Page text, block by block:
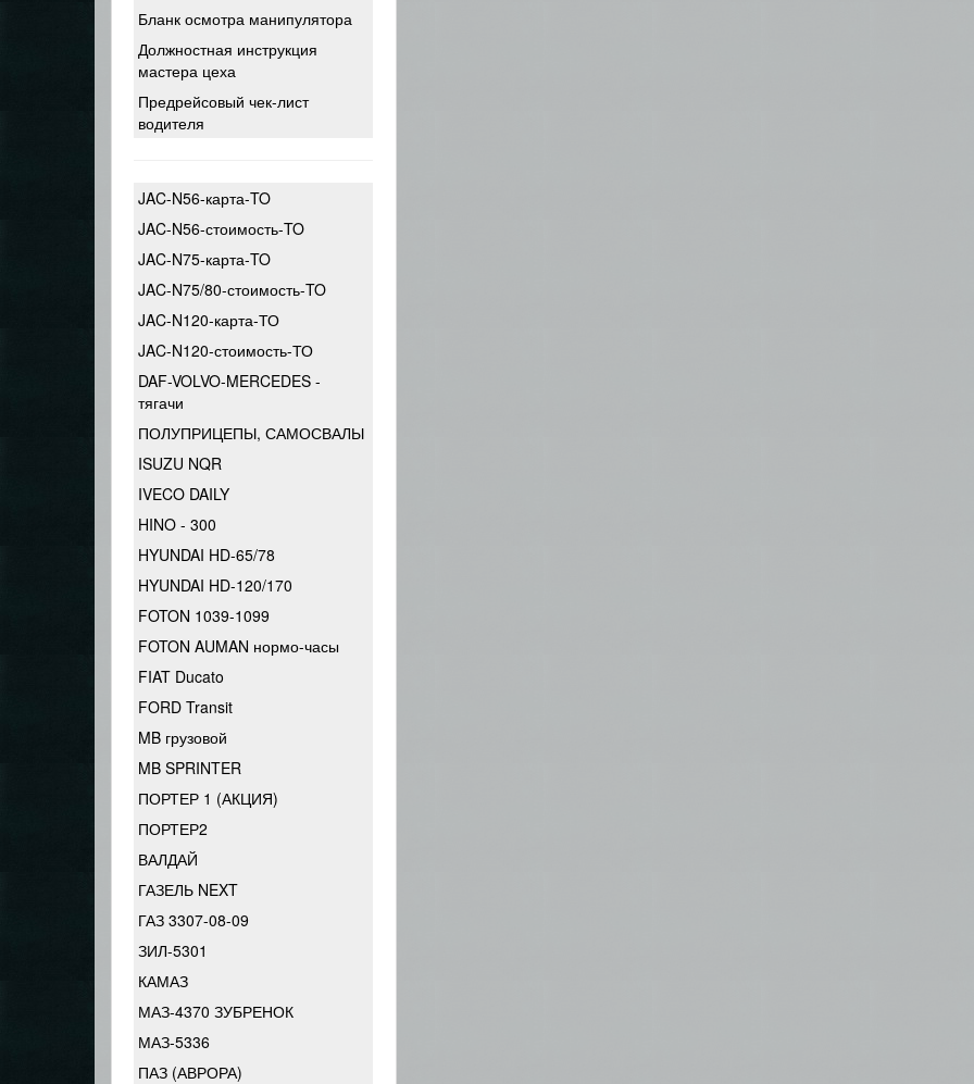
Бланк осмотра манипулятора
Должностная инструкция
мастера цеха
Предрейсовый чек-лист
водителя
JAC-N56-карта-TO
JAC-N56-стоимость-TO
JAC-N75-карта-TO
JAC-N75/80-стоимость-TO
JAC-N120-карта-ТО
JAC-N120-стоимость-ТО
DAF-VOLVO-MERCEDES -
тягачи
ПОЛУПРИЦЕПЫ, САМОСВАЛЫ
ISUZU NQR
IVECO DAILY
HINO - 300
HYUNDAI HD-65/78
HYUNDAI HD-120/170
FOTON 1039-1099
FOTON AUMAN нормо-часы
FIAT Ducato
FORD Transit
MB грузовой
MB SPRINTER
ПОРТЕР 1 (АКЦИЯ)
ПОРТЕР2
ВАЛДАЙ
ГАЗЕЛЬ NEXT
ГАЗ 3307-08-09
ЗИЛ-5301
КАМАЗ
МАЗ-4370 ЗУБРЕНОК
МАЗ-5336
ПАЗ (АВРОРА)